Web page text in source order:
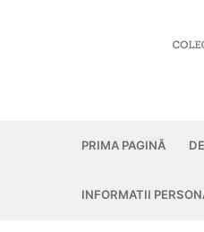
PRIMA PAGINĂ
INFORMATII